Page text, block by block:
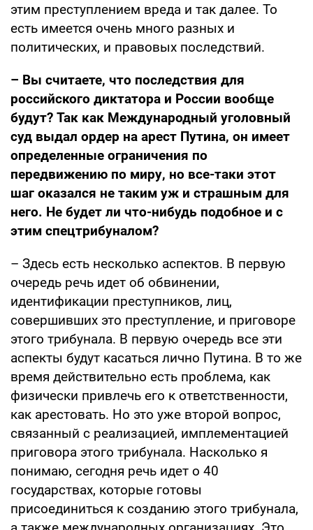
этим преступлением вреда и так далее. То
есть имеется очень много разных и
политических, и правовых последствий.
– Вы считаете, что последствия для
российского диктатора и России вообще
будут? Так как Международный уголовный
суд выдал ордер на арест Путина, он имеет
определенные ограничения по
передвижению по миру, но все-таки этот
шаг оказался не таким уж и страшным для
него. Не будет ли что-нибудь подобное и с
этим спецтрибуналом?
– Здесь есть несколько аспектов. В первую
очередь речь идет об обвинении,
идентификации преступников, лиц,
совершивших это преступление, и приговоре
этого трибунала. В первую очередь все эти
аспекты будут касаться лично Путина. В то же
время действительно есть проблема, как
физически привлечь его к ответственности,
как арестовать. Но это уже второй вопрос,
связанный с реализацией, имплементацией
приговора этого трибунала. Насколько я
понимаю, сегодня речь идет о 40
государствах, которые готовы
присоединиться к созданию этого трибунала,